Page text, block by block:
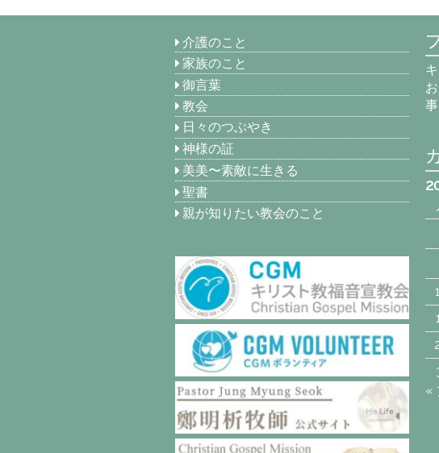
介護のこと
家族のこと
御言葉
教会
日々のつぶやき
神様の証
美美〜素敵に生きる
聖書
親が知りたい教会のこと
«